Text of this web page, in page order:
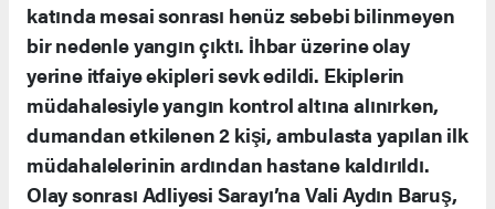
katında mesai sonrası henüz sebebi bilinmeyen
bir nedenle yangın çıktı. İhbar üzerine olay
yerine itfaiye ekipleri sevk edildi. Ekiplerin
müdahalesiyle yangın kontrol altına alınırken,
dumandan etkilenen 2 kişi, ambulasta yapılan ilk
müdahalelerinin ardından hastane kaldırıldı.
Olay sonrası Adliyesi Sarayı’na Vali Aydın Baruş,